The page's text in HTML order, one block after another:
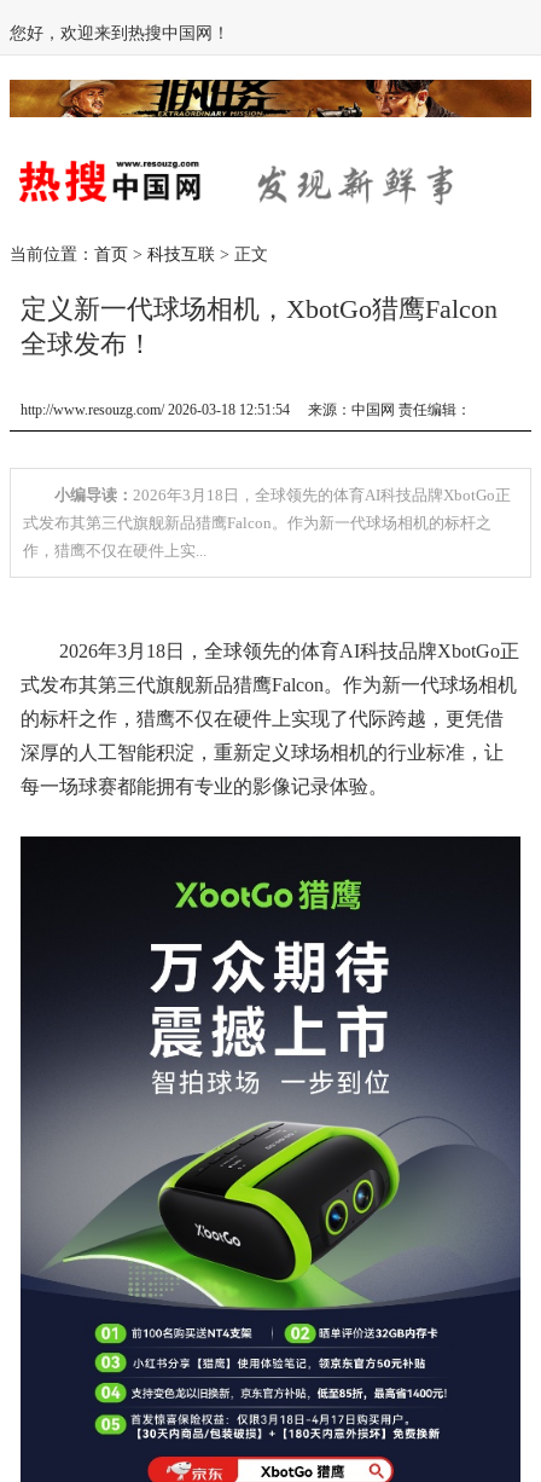
您好，欢迎来到热搜中国网！
当前位置： 首页 > 科技互联 > 正文
定义新一代球场相机，XbotGo猎鹰Falcon
全球发布！
http://www.resouzg.com/ 2026-03-18 12:51:54 来源：中国网 责任编辑：
小编导读： 2026年3月18日，全球领先的体育AI科技品牌XbotGo正
式发布其第三代旗舰新品猎鹰Falcon。作为新一代球场相机的标杆之
作，猎鹰不仅在硬件上实...
2026年3月18日，全球领先的体育AI科技品牌XbotGo正
式发布其第三代旗舰新品猎鹰Falcon。作为新一代球场相机
的标杆之作，猎鹰不仅在硬件上实现了代际跨越，更凭借
深厚的人工智能积淀，重新定义球场相机的行业标准，让
每一场球赛都能拥有专业的影像记录体验。